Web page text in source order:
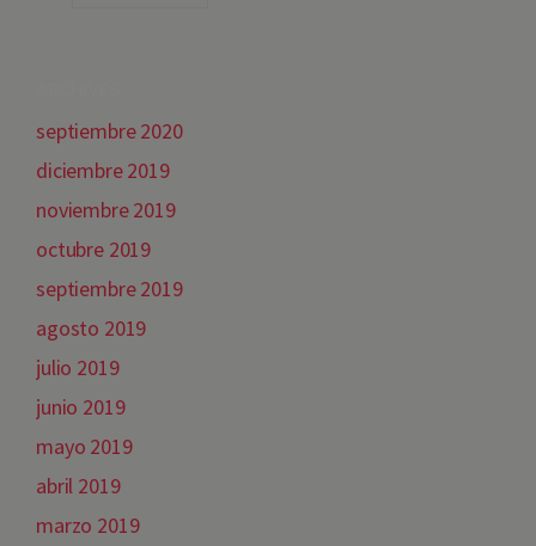
septiembre 2020
diciembre 2019
noviembre 2019
octubre 2019
septiembre 2019
agosto 2019
julio 2019
junio 2019
mayo 2019
abril 2019
marzo 2019